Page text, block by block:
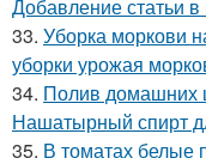
Добавление статьи
33. Уборка моркови
уборки урожая
34. Полив домашних
Нашатырный спирт
35. В томатах белые